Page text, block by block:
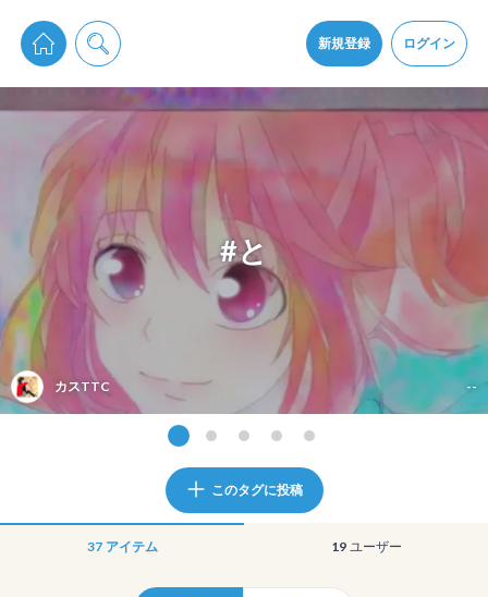
新規登録 ログイン
pixiv Sketchは2024年5月28日付で プライパシーポリシーを改定しました。
通知を受け取るにはここをクリックします
pixiv Sketchアプリでさらに快適に！
アプリをインストール
#と
カスTTC --
このタグに投稿
37 アイテム 19 ユーザー